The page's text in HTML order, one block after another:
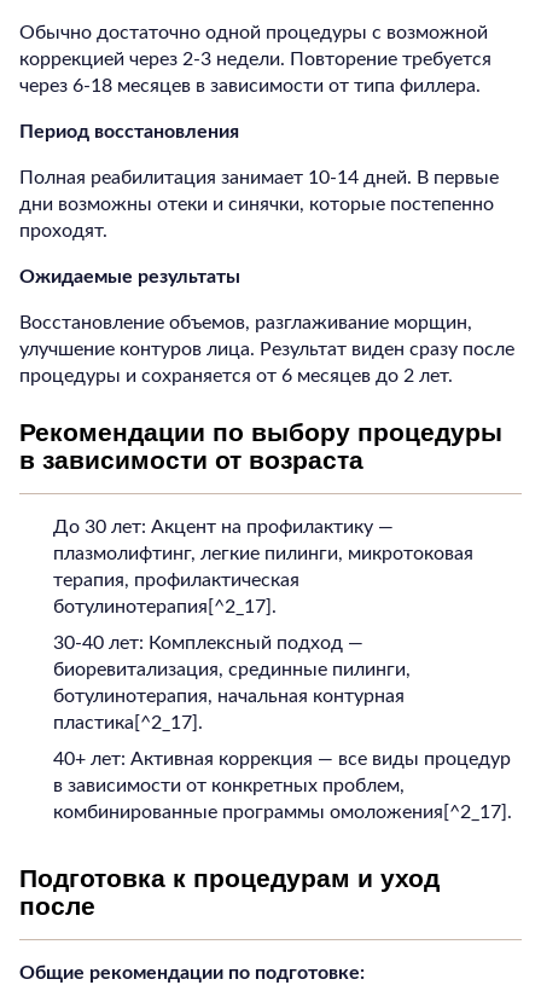
Обычно достаточно одной процедуры с возможной
коррекцией через 2-3 недели. Повторение требуется
через 6-18 месяцев в зависимости от типа филлера.
Период восстановления
Полная реабилитация занимает 10-14 дней. В первые
дни возможны отеки и синячки, которые постепенно
проходят.
Ожидаемые результаты
Восстановление объемов, разглаживание морщин,
улучшение контуров лица. Результат виден сразу после
процедуры и сохраняется от 6 месяцев до 2 лет.
Рекомендации по выбору процедуры
в зависимости от возраста
До 30 лет: Акцент на профилактику —
плазмолифтинг, легкие пилинги, микротоковая
терапия, профилактическая
ботулинотерапия[^2_17].
30-40 лет: Комплексный подход —
биоревитализация, срединные пилинги,
ботулинотерапия, начальная контурная
пластика[^2_17].
40+ лет: Активная коррекция — все виды процедур
в зависимости от конкретных проблем,
комбинированные программы омоложения[^2_17].
Подготовка к процедурам и уход
после
Общие рекомендации по подготовке: